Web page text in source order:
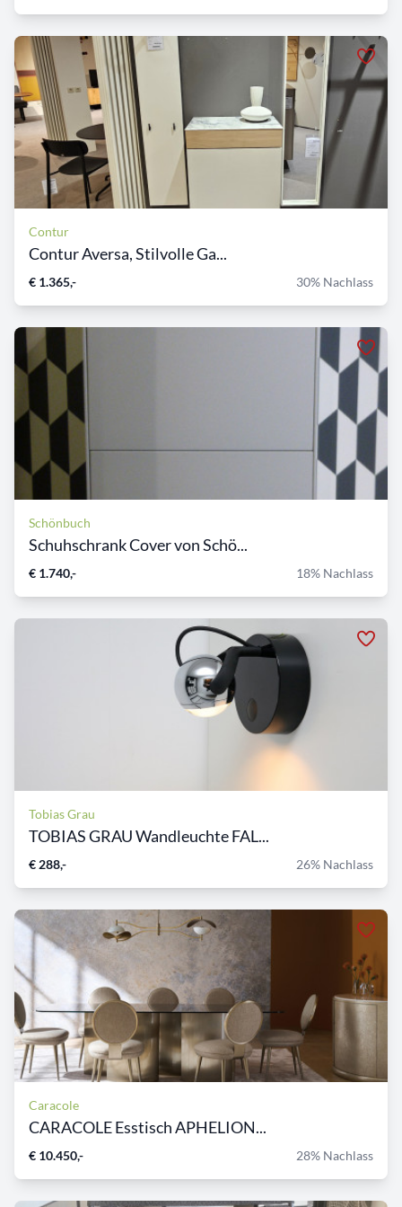
Contur
Contur Aversa, Stilvolle Ga...
€ 1.365,- 30% Nachlass
Schönbuch
Schuhschrank Cover von Schö...
€ 1.740,- 18% Nachlass
Tobias Grau
TOBIAS GRAU Wandleuchte FAL...
€ 288,- 26% Nachlass
Caracole
CARACOLE Esstisch APHELION...
€ 10.450,- 28% Nachlass